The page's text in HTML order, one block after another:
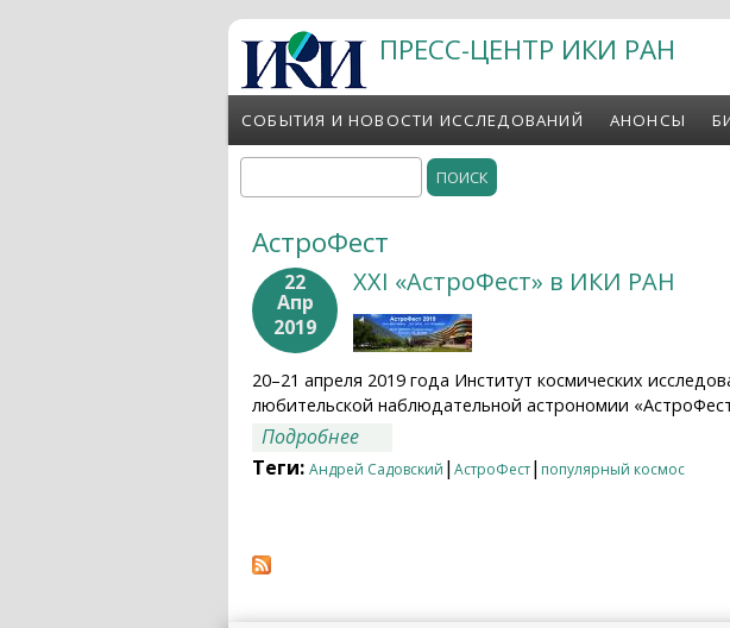
Перейти к основному содержанию ПРЕСС-ЦЕНТР ИКИ РАН
СОБЫТИЯ И НОВОСТИ ИССЛЕДОВАНИЙ АНОНСЫ
Форма поиска
АстроФест
22
Апр
2019
XXI «АстроФест» в ИКИ РАН
20–21 апреля 2019 года Институт космических
любительской наблюдательной астрономии
Подробнее
Теги: Андрей Садовский | АстроФест| популярный космос